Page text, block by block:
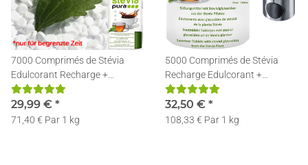
7000 Comprimés de Stévia
Edulcorant Recharge +
Distributeur
29,99 € *
71,40 € Par 1 kg
5000 Comprimés de Stévia
Recharge Edulcorant +
Distributeur d'édulcorant Inox
32,50 € *
108,33 € Par 1 kg